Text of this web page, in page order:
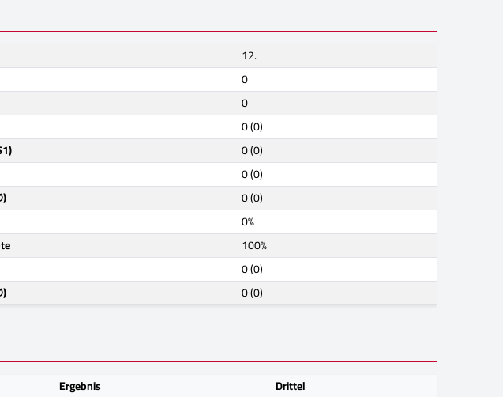
12.
0
0
0 (0)
0 (0)
0 (0)
0 (0)
0%
100%
0 (0)
0 (0)
Ergebnis Drittel